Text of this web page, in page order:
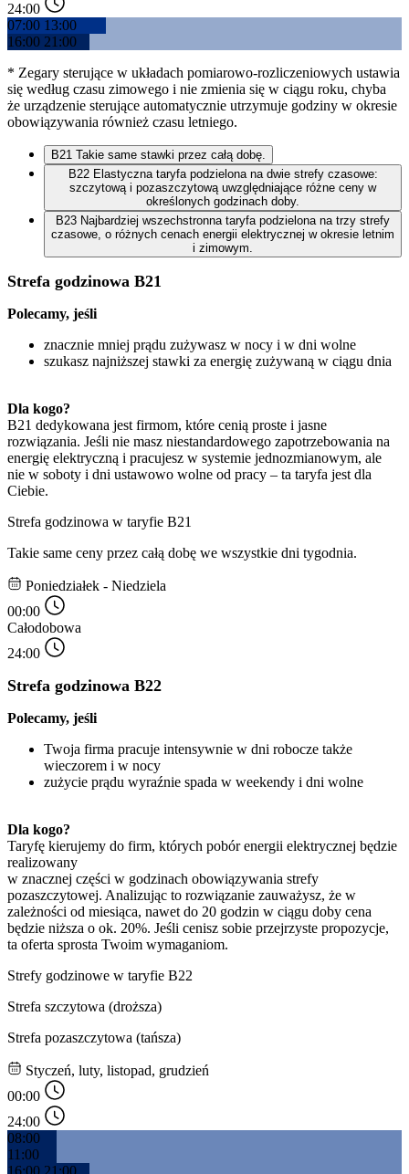
24:00
07:00 13:00
16:00 21:00
* Zegary sterujące w układach pomiarowo-rozliczeniowych ustawia
się według czasu zimowego i nie zmienia się w ciągu roku, chyba
że urządzenie sterujące automatycznie utrzymuje godziny w okresie
obowiązywania również czasu letniego.
B21 Takie same stawki przez całą dobę.
B22 Elastyczna taryfa podzielona na dwie strefy czasowe:
szczytową i pozaszczytową uwzględniające różne ceny w
określonych godzinach doby.
B23 Najbardziej wszechstronna taryfa podzielona na trzy strefy
czasowe, o różnych cenach energii elektrycznej w okresie letnim
i zimowym.
Strefa godzinowa B21
Polecamy, jeśli
znacznie mniej prądu zużywasz w nocy i w dni wolne
szukasz najniższej stawki za energię zużywaną w ciągu dnia
Dla kogo?
B21 dedykowana jest firmom, które cenią proste i jasne
rozwiązania. Jeśli nie masz niestandardowego zapotrzebowania na
energię elektryczną i pracujesz w systemie jednozmianowym, ale
nie w soboty i dni ustawowo wolne od pracy – ta taryfa jest dla
Ciebie.
Strefa godzinowa w taryfie B21
Takie same ceny przez całą dobę we wszystkie dni tygodnia.
Poniedziałek - Niedziela
00:00
Całodobowa
24:00
Strefa godzinowa B22
Polecamy, jeśli
Twoja firma pracuje intensywnie w dni robocze także
wieczorem i w nocy
zużycie prądu wyraźnie spada w weekendy i dni wolne
Dla kogo?
Taryfę kierujemy do firm, których pobór energii elektrycznej będzie
realizowany
w znacznej części w godzinach obowiązywania strefy
pozaszczytowej. Analizując to rozwiązanie zauważysz, że w
zależności od miesiąca, nawet do 20 godzin w ciągu doby cena
będzie niższa o ok. 20%. Jeśli cenisz sobie przejrzyste propozycje,
ta oferta sprosta Twoim wymaganiom.
Strefy godzinowe w taryfie B22
Strefa szczytowa (droższa)
Strefa pozaszczytowa (tańsza)
Styczeń, luty, listopad, grudzień
00:00
24:00
08:00
11:00